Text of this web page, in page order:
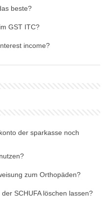
beste?
GST ITC?
income?
der sparkasse noch
zum Orthopäden?
SCHUFA löschen lassen?